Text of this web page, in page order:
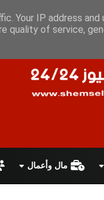
الخصوصية اتفاقية الاستخدام
مال وأعمال
Your IP address and
quality of service,